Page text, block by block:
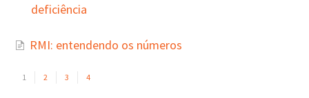
deficiência
RMI: entendendo os números
1 2 3 4